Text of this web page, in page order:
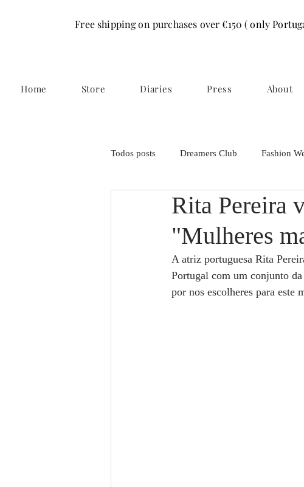
Free shipping on purchases over €150 ( only
Home Store Diaries Press About
Todos posts Dreamers Club Fashion
Rita Pereira
"Mulheres
A atriz portuguesa Rita
Portugal com um conjunto
por nos escolheres para este